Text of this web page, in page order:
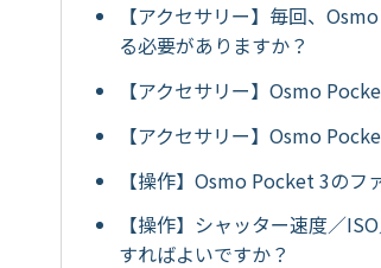
【アクセサリー】毎回、
る必要がありますか？
【アクセサリー】Osmo
【アクセサリー】Osmo
【操作】Osmo Pocket 3のフ
【操作】シャッター速度／
すればよいですか？